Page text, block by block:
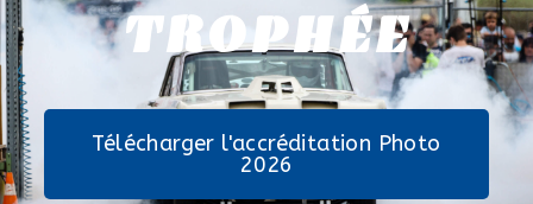
TROPHÉE
Télécharger l'accréditation Photo
2026